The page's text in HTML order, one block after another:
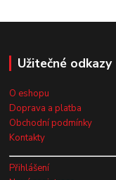
Užitečné odkazy
O eshopu
Doprava a platba
Obchodní podmínky
Kontakty
Přihlášení